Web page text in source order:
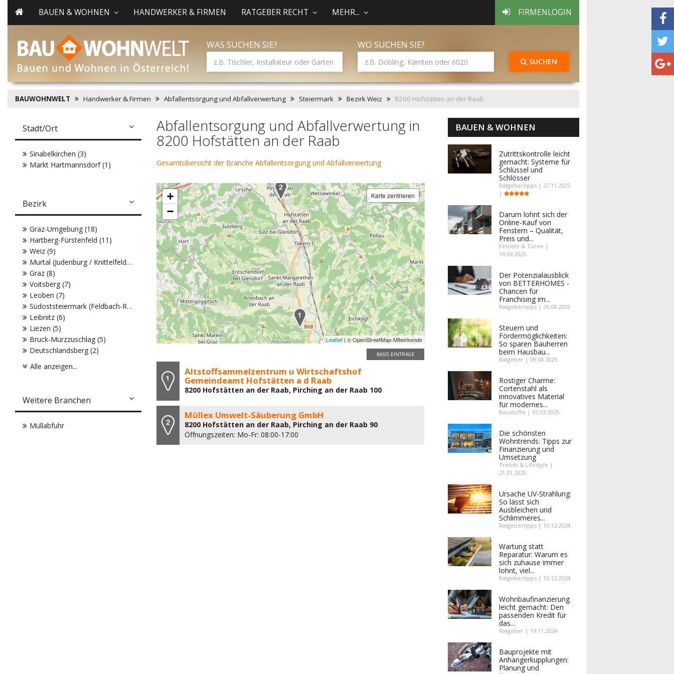
BAUEN & WOHNEN HANDWERKER & FIRMEN RATGEBER RECHT MEHR... FIRMENLOGIN
WAS SUCHEN SIE? WO SUCHEN SIE?
SUCHEN
BAUWOHNWELT Handwerker & Firmen Abfallentsorgung und Abfallverwertung Steiermark Bezirk Weiz 8200 Hofstätten an der Raab
Abfallentsorgung und Abfallverwertung in
8200 Hofstätten an der Raab
Gesamtübersicht der Branche Abfallentsorgung und Abfallverwertung
+
−
Karte zentrieren
Leaflet | © OpenStreetMap-Mitwirkende
BASIS EINTRÄGE
Altstoffsammelzentrum u Wirtschaftshof
Gemeindeamt Hofstätten a d Raab
8200 Hofstätten an der Raab, Pirching an der Raab 100
Müllex Umwelt-Säuberung GmbH
8200 Hofstätten an der Raab, Pirching an der Raab 90
Öffnungszeiten: Mo-Fr: 08:00-17:00
Stadt/Ort
Sinabelkirchen (3)
Markt Hartmannsdorf (1)
Bezirk
Graz-Umgebung (18)
Hartberg-Fürstenfeld (11)
Weiz (9)
Murtal (Judenburg / Knittelfeld) (8)
Graz (8)
Voitsberg (7)
Leoben (7)
Südoststeiermark (Feldbach-Radkersburg) (6)
Leibnitz (6)
Liezen (5)
Bruck-Mürzzuschlag (5)
Deutschlandsberg (2)
Alle anzeigen...
Weitere Branchen
Müllabfuhr
BAUEN & WOHNEN
Zutrittskontrolle leicht
gemacht: Systeme für
Schlüssel und
Schlösser
Ratgebertipps | 27.11.2025
|
Darum lohnt sich der
Online-Kauf von
Fenstern – Qualität,
Preis und...
Fenster & Türen |
10.09.2025
Der Potenzialausblick
von BETTERHOMES -
Chancen für
Franchising im...
Ratgebertipps | 25.08.2025
Steuern und
Fördermöglichkeiten:
So sparen Bauherren
beim Hausbau...
Ratgeber | 09.04.2025
Rostiger Charme:
Cortenstahl als
innovatives Material
für modernes...
Baustoffe | 03.03.2025
Die schönsten
Wohntrends: Tipps zur
Finanzierung und
Umsetzung
Trends & Lifestyle |
21.01.2025
Ursache UV-Strahlung:
So lässt sich
Ausbleichen und
Schlimmeres...
Ratgebertipps | 10.12.2024
Wartung statt
Reparatur: Warum es
sich zuhause immer
lohnt, viel...
Ratgebertipps | 10.12.2024
Wohnbaufinanzierung
leicht gemacht: Den
passenden Kredit für
das...
Ratgeber | 19.11.2024
Bauprojekte mit
Anhängerkupplungen:
Planung und